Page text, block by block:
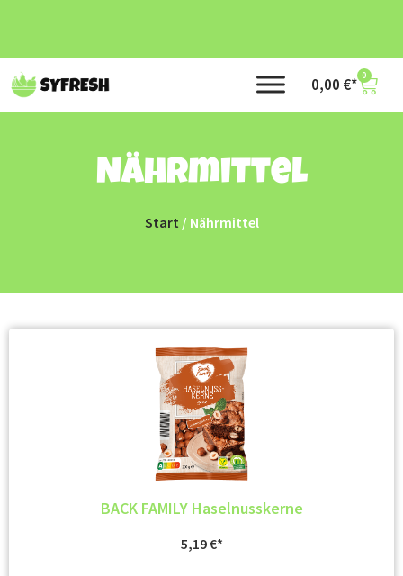
0,00 € 0
Nährmittel
Start / Nährmittel
BACK FAMILY Haselnusskerne
5,19€